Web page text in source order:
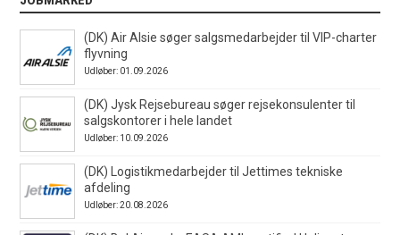
(DK) Air Alsie søger salgsmedarbejder til VIP-charter
flyvning
Udløber: 01.09.2026
(DK) Jysk Rejsebureau søger rejsekonsulenter til
salgskontorer i hele landet
Udløber: 10.09.2026
(DK) Logistikmedarbejder til Jettimes tekniske
afdeling
Udløber: 20.08.2026